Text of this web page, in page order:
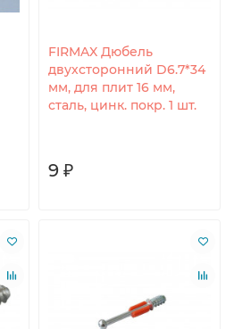
FIRMAX Дюбель
двухсторонний D6.7*34
мм, для плит 16 мм,
сталь, цинк. покр. 1 шт.
9 ₽